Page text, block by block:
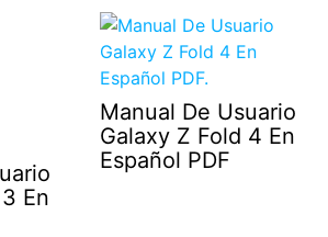
En
Manual De Usuario
Galaxy Z Fold 4 En
Español PDF